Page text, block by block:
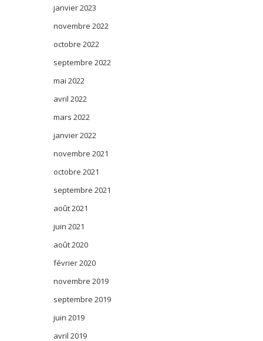
janvier 2023
novembre 2022
octobre 2022
septembre 2022
mai 2022
avril 2022
mars 2022
janvier 2022
novembre 2021
octobre 2021
septembre 2021
août 2021
juin 2021
août 2020
février 2020
novembre 2019
septembre 2019
juin 2019
avril 2019